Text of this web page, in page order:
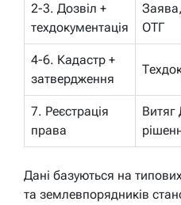
2-3. Дозвіл +
техдокументація
ОТГ
4-6. Кадастр +
затвердження
7. Реєстрація
права
Витяг
Дані базуються на
та землевпорядників